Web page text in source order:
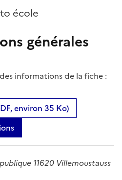
école
générales
informations de la fiche :
environ 35 Ko)
11620 Villemoustauss